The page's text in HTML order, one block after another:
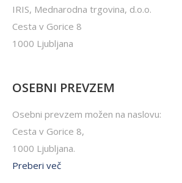
IRIS, Mednarodna trgovina, d.o.o.
Cesta v Gorice 8
1000 Ljubljana
OSEBNI PREVZEM
Osebni prevzem možen na naslovu:
Cesta v Gorice 8,
1000 Ljubljana.
Preberi več